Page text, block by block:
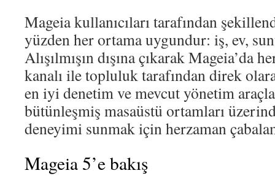
Mageia kullanıcıları tarafından
yüzden her ortama uygundur: iş, ev,
Alışılmışın dışına çıkarak Mageia’da
kanalı ile topluluk tarafından direk
en iyi denetim ve mevcut yönetim
bütünleşmiş masaüstü ortamları
deneyimi sunmak için herzaman
Mageia 5’e bakış